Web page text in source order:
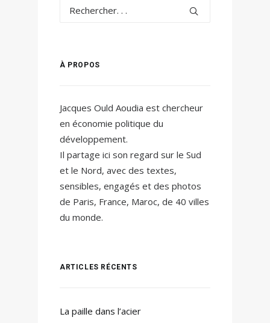
À PROPOS
Jacques Ould Aoudia est chercheur
en économie politique du
développement.
Il partage ici son regard sur le Sud
et le Nord, avec des textes,
sensibles, engagés et des photos
de Paris, France, Maroc, de 40 villes
du monde.
ARTICLES RÉCENTS
La paille dans l’acier